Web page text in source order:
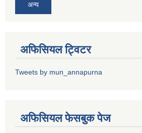
अन्य
अफिसियल ट्विटर
Tweets by mun_annapurna
अफिसियल फेसबुक पेज